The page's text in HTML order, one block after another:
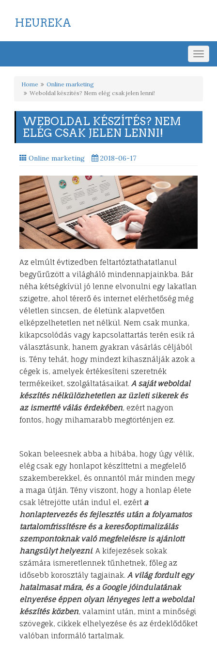
HEUREKA
Home
Online marketing
Weboldal készítés? Nem elég csak jelen lenni!
WEBOLDAL KÉSZÍTÉS? NEM
ELÉG CSAK JELEN LENNI!
Online marketing 2018-06-17
Az elmúlt évtizedben feltartóztathatatlanul
begyűrűzött a világháló mindennapjainkba. Bár
néha kétségkívül jó lenne elvonulni egy lakatlan
szigetre, ahol térerő és internet elérhetőség még
véletlen sincsen, de életünk alapvetően
elképzelhetetlen net nélkül. Nem csak munka,
kikapcsolódás vagy kapcsolattartás terén esik rá
választásunk, hanem gyakran vásárlás céljából
is. Tény tehát, hogy mindezt kihasználják azok a
cégek is, amelyek értékesíteni szeretnék
termékeiket, szolgáltatásaikat. A saját weboldal
készítés nélkülözhetetlen az üzleti sikerek és
az ismertté válás érdekében, ezért nagyon
fontos, hogy mihamarabb megtörténjen ez.
Sokan beleesnek abba a hibába, hogy úgy vélik,
elég csak egy honlapot készíttetni a megfelelő
szakemberekkel, és onnantól már minden megy
a maga útján. Tény viszont, hogy a honlap élete
csak létrejötte után indul el, ezért a
honlaptervezés és fejlesztés után a folyamatos
tartalomfrissítésre és a keresőoptimalizálás
szempontoknak való megfelelésre is ajánlott
hangsúlyt helyezni. A kifejezések sokak
számára ismeretlennek tűnhetnek, főleg az
idősebb korosztály tagjainak. A világ fordult egy
hatalmasat mára, és a Google jóindulatának
elnyerése éppen olyan lényeges lett a weboldal
készítés közben, valamint után, mint a minőségi
szövegek, cikkek elhelyezése és az érdeklődőket
valóban informáló tartalmak.